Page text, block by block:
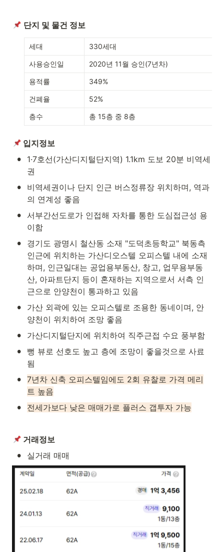
단지 및 물건 정보
세대 330세대
사용승인일 2020년 11월 승인(7년차)
용적률 349%
건폐율 52%
층수 총 15층 중 8층
입지정보
•
1·7호선(가산디지털단지역) 1.1km 도보 20분 비역세
권
•
비역세권이나 단지 인근 버스정류장 위치하며, 역과
의 연계성 좋음
• 서부간선도로가 인접해 자차를 통한 도심접근성 용
이함
•
경기도 광명시 철산동 소재 "도덕초등학교" 북동측
인근에 위치하는 가산디오스텔 오피스텔 내에 소재
하며, 인근일대는 공업용부동산, 창고, 업무용부동
산, 아파트단지 등이 혼재하는 지역으로서 서측 인
근으로 안양천이 통과하고 있음
•
가산 외곽에 있는 오피스텔로 조용한 동네이며, 안
양천이 위치하여 조망 좋음
• 가산디지털단지에 위치하여 직주근접 수요 풍부함
•
뻥 뷰로 선호도 높고 층에 조망이 좋을것으로 사료
됨
• 7년차 신축 오피스텔임에도 2회 유찰로 가격 메리
트 높음
• 전세가보다 낮은 매매가로 플러스 갭투자 가능
거래정보
• 실거래 매매